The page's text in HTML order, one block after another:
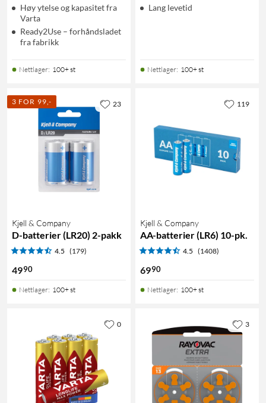
Høy ytelse og kapasitet fra
Varta
Ready2Use – forhåndsladet
fra fabrikk
Nettlager: 100+ st
Lang levetid
Nettlager: 100+ st
3 FOR 99,-
Kjell & Company
D-batterier (LR20) 2-pakk
4.5 (179)
4990
Nettlager: 100+ st
23
Kjell & Company
AA-batterier (LR6) 10-pk.
4.5 (1408)
6990
Nettlager: 100+ st
119
0 3